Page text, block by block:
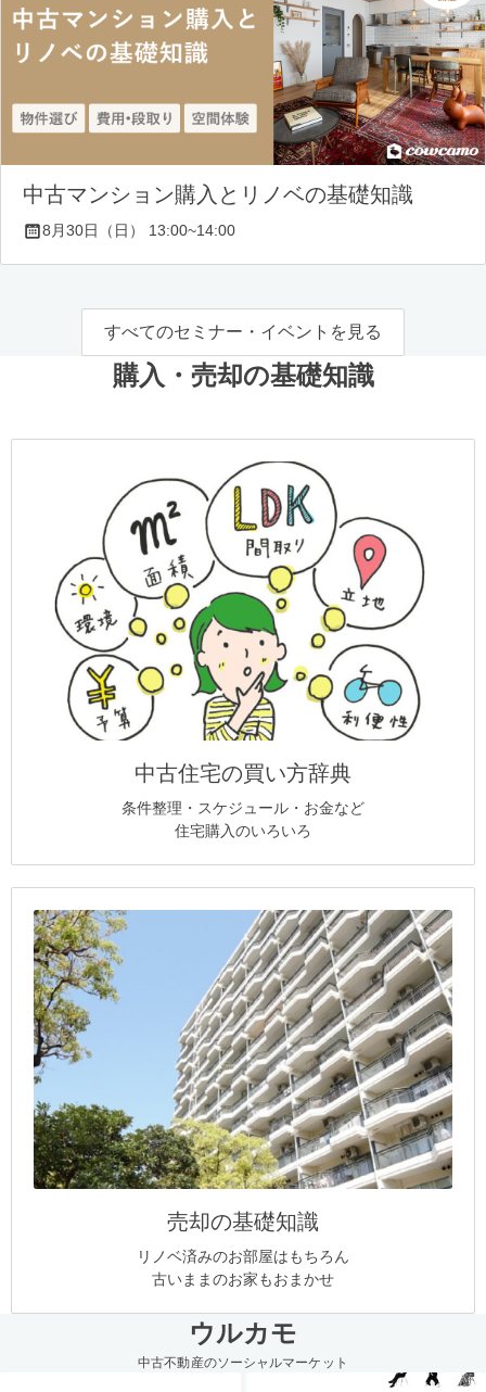
中古マンション購入とリノベの基礎知識
8月30日（日） 13:00~14:00
すべてのセミナー・イベントを見る
購入・売却の基礎知識
中古住宅の買い方辞典
条件整理・スケジュール・お金など
住宅購入のいろいろ
売却の基礎知識
リノベ済みのお部屋はもちろん
古いままのお家もおまかせ
ウルカモ
中古不動産のソーシャルマーケット